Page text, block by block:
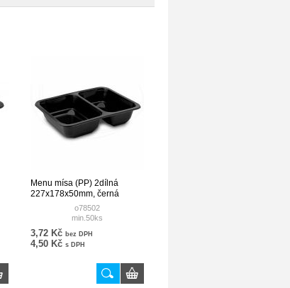
Menu mísa (PP) 2dílná
227x178x50mm, černá
o78502
min.50ks
3,72 Kč bez DPH
4,50 Kč s DPH